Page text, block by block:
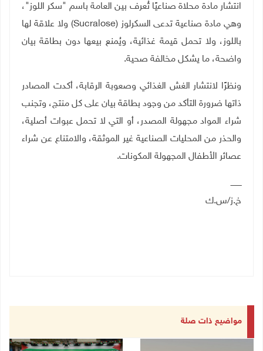
انتشار مادة محلاة صناعيًا تُعرف بين العامة باسم "سكر اللوز"،
وهي مادة صناعية تدعى السكرلوز (Sucralose) ولا علاقة لها
باللوز، ولا تحمل قيمة غذائية، ويُمنع بيعها دون بطاقة بيان
واضحة، ما يشكل مخالفة صحية.
ونظرًا لانتشار الغش الغذائي وصعوبة الرقابة،أكدت المصادر
ذاتها ضرورة التأكد من وجود بطاقة بيان على كل منتج، وتجنب
شراء المواد مجهولة المصدر، أو التي لا تحمل عبوات أصلية،
والحذر من المحليات الصناعية غير الموثقة، والامتناع عن شراء
عصائر الأطفال المجهولة المكونات.
ـــــــــ
خ.ز/س.ك
مواضيع ذات صلة